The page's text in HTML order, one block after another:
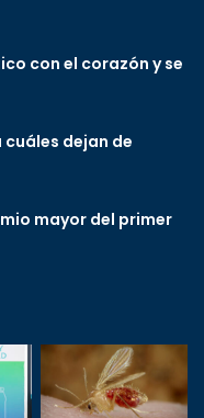
con el corazón y se
cuáles dejan de
mayor del primer